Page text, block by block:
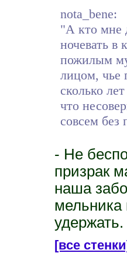
nota_bene:
"А кто мне
ночевать в
пожилым
лицом, чье
сколько
что
совсем без
- Не
призрак
наша
мельника
[все